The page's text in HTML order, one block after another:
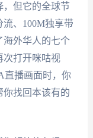
，但它的全球节
、100M独享带
海外华人的七个
次打开咪咕视
直播画面时，你
你找回本该有的